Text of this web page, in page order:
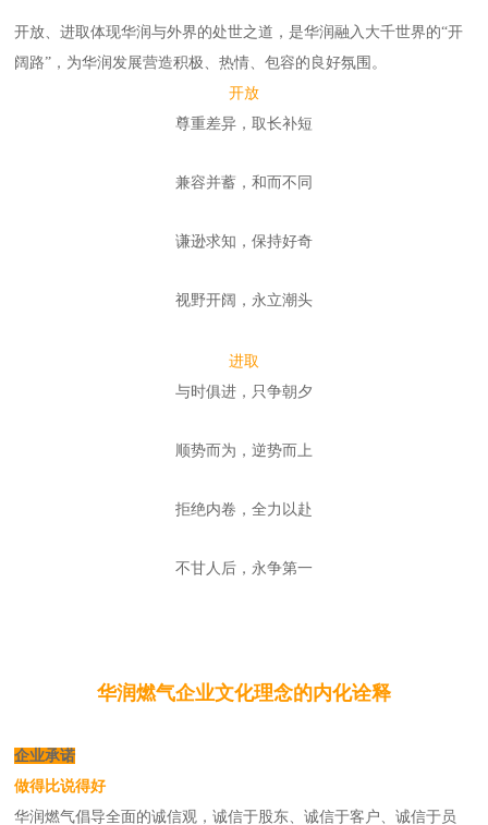
开放、进取体现华润与外界的处世之道，是华润融入大千世界的“开
阔路”，为华润发展营造积极、热情、包容的良好氛围。
开放
尊重差异，取长补短
兼容并蓄，和而不同
谦逊求知，保持好奇
视野开阔，永立潮头
进取
与时俱进，只争朝夕
顺势而为，逆势而上
拒绝内卷，全力以赴
不甘人后，永争第一
华润燃气企业文化理念的内化诠释
企业承诺
做得比说得好
华润燃气倡导全面的诚信观，诚信于股东、诚信于客户、诚信于员